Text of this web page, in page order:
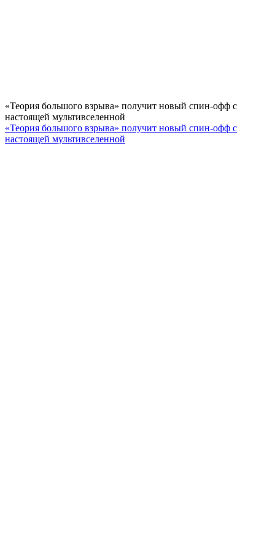
«Теория большого взрыва» получит новый спин-офф с
настоящей мультивселенной
«Теория большого взрыва» получит новый спин-офф с
настоящей мультивселенной